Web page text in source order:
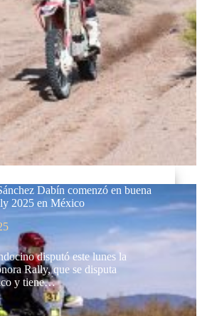
Dabín comenzó en buena
2025 en México
disputó este lunes la
Rally, que se disputa
y tiene…